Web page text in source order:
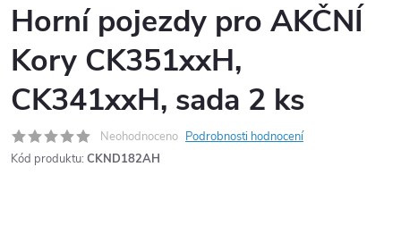
Horní pojezdy pro AKČNÍ
Kory CK351xxH,
CK341xxH, sada 2 ks
Neohodnoceno Podrobnosti hodnocení
Kód produktu: CKND182AH